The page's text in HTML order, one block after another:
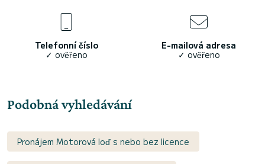
Telefonní číslo
✓ ověřeno
E-mailová adresa
✓ ověřeno
Podobná vyhledávání
Pronájem Motorová loď s nebo bez licence